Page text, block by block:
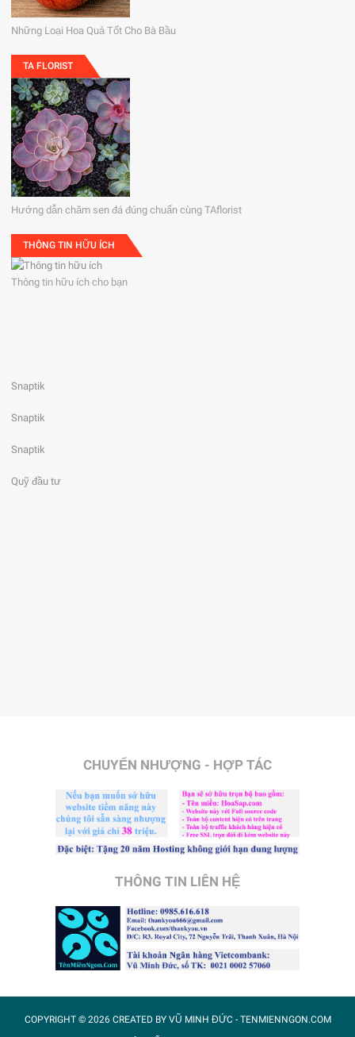
Những Loại Hoa Quả Tốt Cho Bà Bầu
TA FLORIST
Hướng dẫn chăm sen đá đúng chuẩn cùng TAflorist
THÔNG TIN HỮU ÍCH
Thông tin hữu ích cho bạn
Snaptik
Snaptik
Snaptik
Quỹ đầu tư
CHUYỂN NHƯỢNG - HỢP TÁC
THÔNG TIN LIÊN HỆ
COPYRIGHT © 2026 CREATED BY VŨ MINH ĐỨC- TENMIENNGON.COM